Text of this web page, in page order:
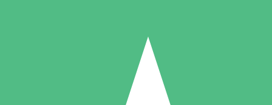
Packs de Crédits Individuels
à l'utilisation avec des crédits de téléchargement. Sans engagement